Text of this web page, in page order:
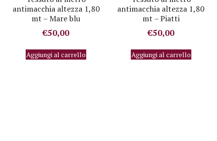
antimacchia altezza 1,80
mt – Mare blu
€50,00
Aggiungi al carrello
antimacchia altezza 1,80
mt – Piatti
€50,00
Aggiungi al carrello